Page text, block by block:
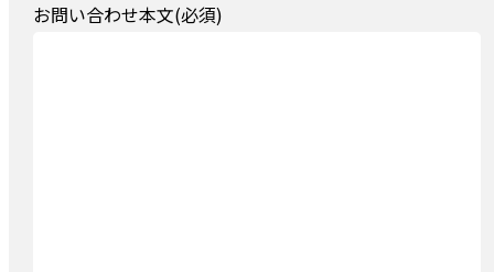
お問い合わせ本文(必須)